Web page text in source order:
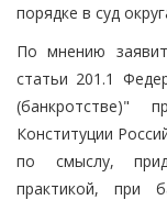
порядке в суд
По мнению
статьи 201.1
(банкротстве)"
Конституции
по смыслу,
практикой, при